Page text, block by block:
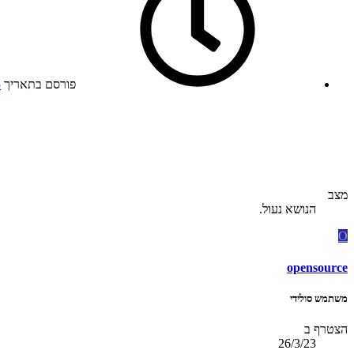
פורסם בתאריך
מצב
הנושא נעול.
O
opensource
משתמש סולידי
הצטרף ב
26/3/23